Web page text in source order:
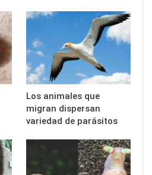
Los animales que
migran dispersan
variedad de parásitos